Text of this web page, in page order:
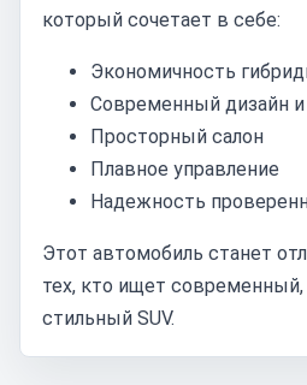
который сочетает в себе:
Экономичность
Современный дизайн
Просторный салон
Плавное управление
Надежность
Этот автомобиль станет
тех, кто ищет
стильный SUV.